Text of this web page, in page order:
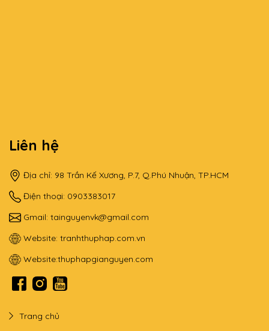
Liên hệ
Địa chỉ: 98 Trần Kế Xương, P.7, Q.Phú Nhuận, TP.HCM
Điện thoại: 0903383017
Gmail: tainguyenvk@gmail.com
Website: tranhthuphap.com.vn
Website:thuphapgianguyen.com
Trang chủ